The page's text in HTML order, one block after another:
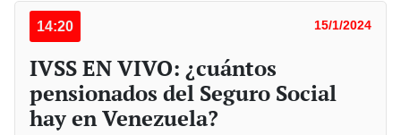
14:20 15/1/2024
IVSS EN VIVO: ¿cuántos
pensionados del Seguro Social
hay en Venezuela?